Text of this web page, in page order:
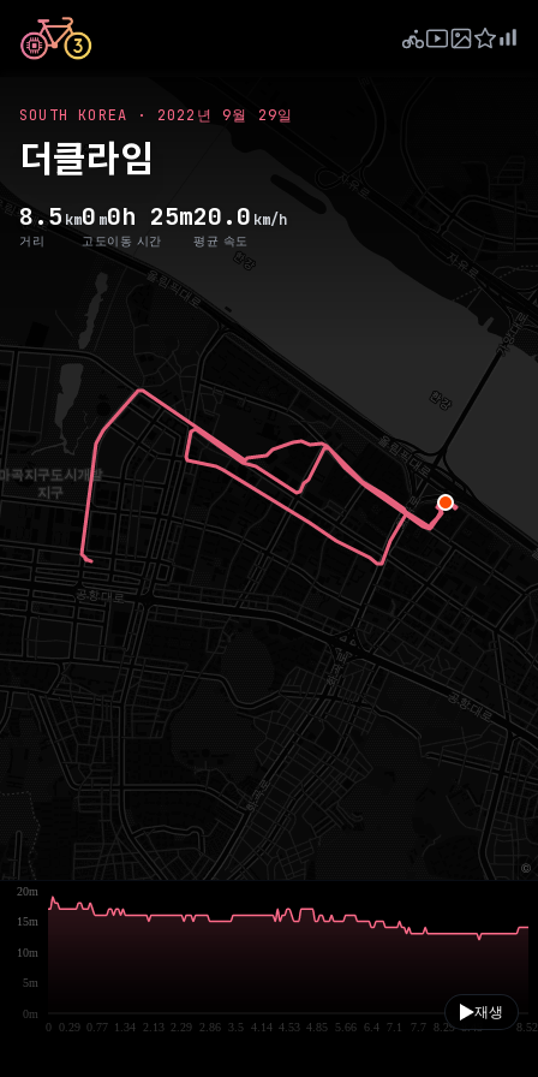
SOUTH KOREA · 2022년 9월 29일
더클라임
8.5 km
거리
0 m
고도
0h 25m
이동 시간
20.0 km/h
평균 속도
재생
0 0.29 0.77 1.34 2.13 2.29 2.86 3.5 4.14 4.53 4.85 5.66 6.4 7.1 7.7 8.29 8.45 8.52
0m
5m
10m
15m
20m